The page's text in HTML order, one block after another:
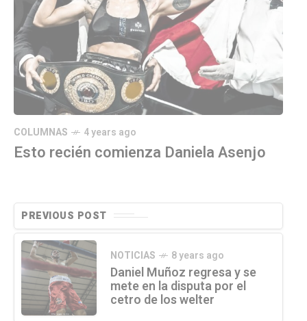
COLUMNAS 4 years ago
Esto recién comienza Daniela Asenjo
PREVIOUS POST
NOTICIAS 8 years ago
Daniel Muñoz regresa y se
mete en la disputa por el
cetro de los welter